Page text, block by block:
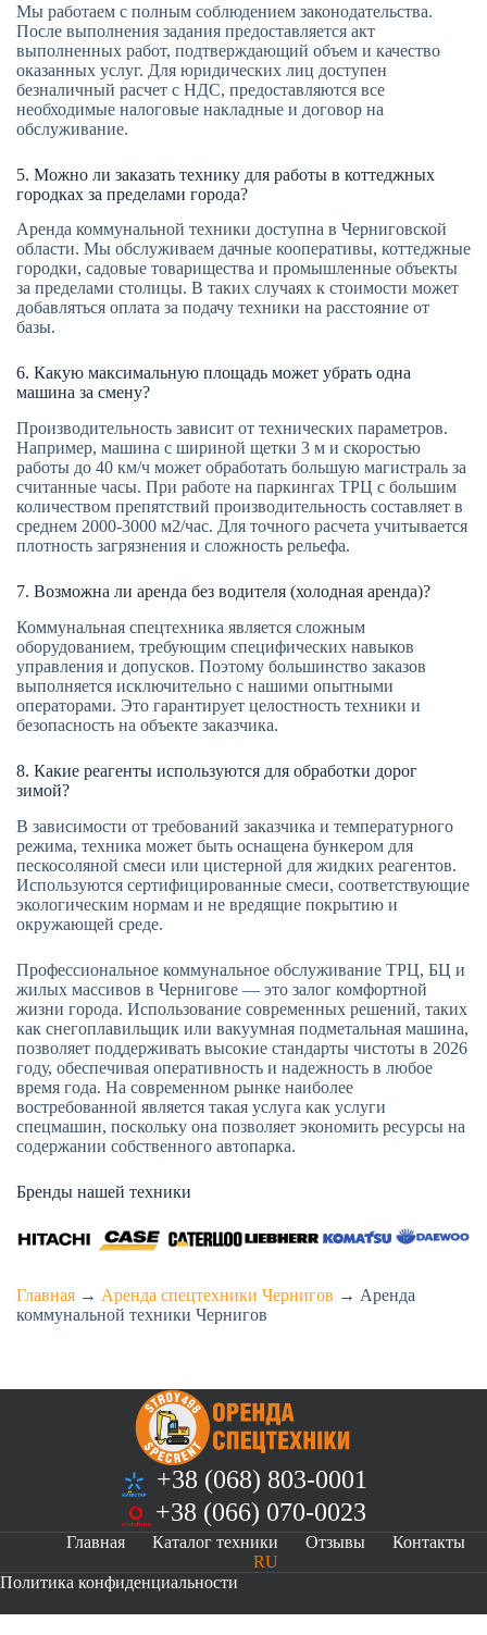
Мы работаем с полным соблюдением законодательства.
После выполнения задания предоставляется акт
выполненных работ, подтверждающий объем и качество
оказанных услуг. Для юридических лиц доступен
безналичный расчет с НДС, предоставляются все
необходимые налоговые накладные и договор на
обслуживание.
5. Можно ли заказать технику для работы в коттеджных
городках за пределами города?
Аренда коммунальной техники доступна в Черниговской
области. Мы обслуживаем дачные кооперативы, коттеджные
городки, садовые товарищества и промышленные объекты
за пределами столицы. В таких случаях к стоимости может
добавляться оплата за подачу техники на расстояние от
базы.
6. Какую максимальную площадь может убрать одна
машина за смену?
Производительность зависит от технических параметров.
Например, машина с шириной щетки 3 м и скоростью
работы до 40 км/ч может обработать большую магистраль за
считанные часы. При работе на паркингах ТРЦ с большим
количеством препятствий производительность составляет в
среднем 2000-3000 м2/час. Для точного расчета учитывается
плотность загрязнения и сложность рельефа.
7. Возможна ли аренда без водителя (холодная аренда)?
Коммунальная спецтехника является сложным
оборудованием, требующим специфических навыков
управления и допусков. Поэтому большинство заказов
выполняется исключительно с нашими опытными
операторами. Это гарантирует целостность техники и
безопасность на объекте заказчика.
8. Какие реагенты используются для обработки дорог
зимой?
В зависимости от требований заказчика и температурного
режима, техника может быть оснащена бункером для
пескосоляной смеси или цистерной для жидких реагентов.
Используются сертифицированные смеси, соответствующие
экологическим нормам и не вредящие покрытию и
окружающей среде.
Профессиональное коммунальное обслуживание ТРЦ, БЦ и
жилых массивов в Чернигове — это залог комфортной
жизни города. Использование современных решений, таких
как снегоплавильщик или вакуумная подметальная машина,
позволяет поддерживать высокие стандарты чистоты в 2026
году, обеспечивая оперативность и надежность в любое
время года. На современном рынке наиболее
востребованной является такая услуга как услуги
спецмашин, поскольку она позволяет экономить ресурсы на
содержании собственного автопарка.
Бренды нашей техники
Главная → Аренда спецтехники Чернигов → Аренда
коммунальной техники Чернигов
+38 (068) 803-0001
+38 (066) 070-0023
Главная Каталог техники Отзывы
Контакты
RU
Политика конфиденциальности